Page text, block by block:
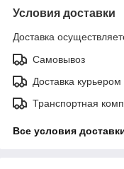
Условия доставки
Доставка
Самовывоз
Доставка курьером
Транспортная
Все условия